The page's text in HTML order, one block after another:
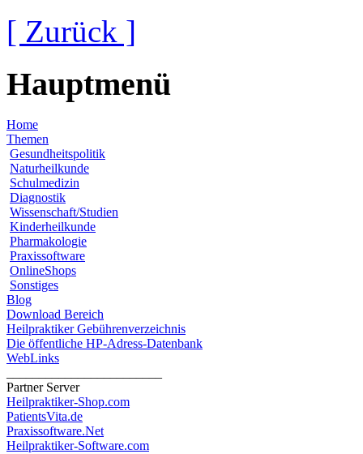
[ Zurück ]
Hauptmenü
Home
Themen
Gesundheitspolitik
Naturheilkunde
Schulmedizin
Diagnostik
Wissenschaft/Studien
Kinderheilkunde
Pharmakologie
Praxissoftware
OnlineShops
Sonstiges
Blog
Download Bereich
Heilpraktiker Gebührenverzeichnis
Die öffentliche HP-Adress-Datenbank
WebLinks
Partner Server
Heilpraktiker-Shop.com
PatientsVita.de
Praxissoftware.Net
Heilpraktiker-Software.com